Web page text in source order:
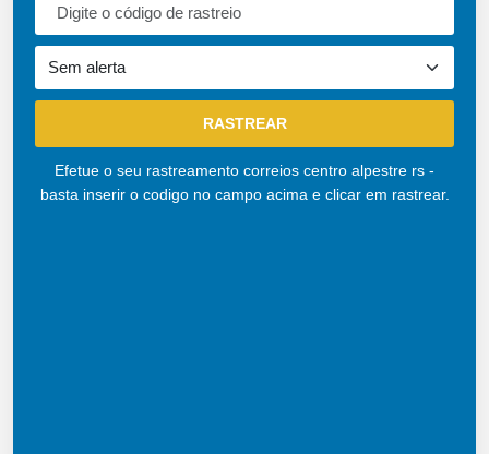
Efetue o seu rastreamento correios centro alpestre rs -
basta inserir o codigo no campo acima e clicar em rastrear.